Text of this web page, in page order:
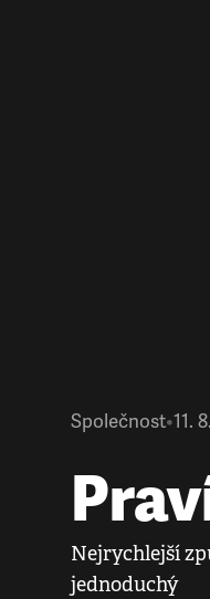
Společnost•11.
Nejrychlejší
jednoduchý